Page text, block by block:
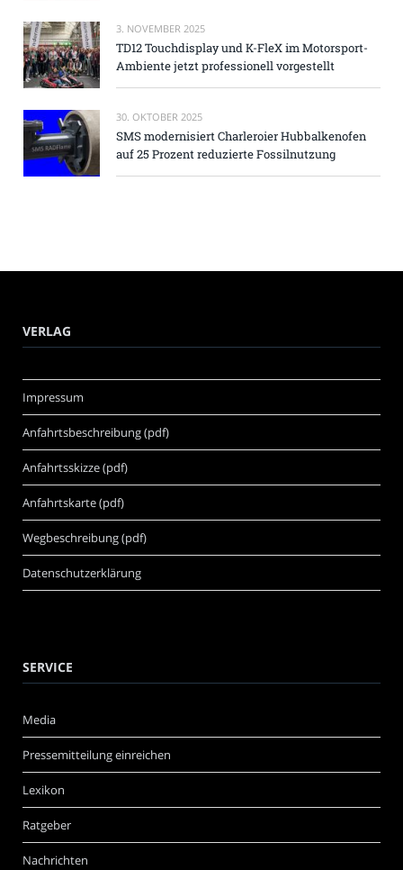
3. NOVEMBER 2025
TD12 Touchdisplay und K-FleX im Motorsport-
Ambiente jetzt professionell vorgestellt
30. OKTOBER 2025
SMS modernisiert Charleroier Hubbalkenofen
auf 25 Prozent reduzierte Fossilnutzung
VERLAG
Impressum
Anfahrtsbeschreibung (pdf)
Anfahrtsskizze (pdf)
Anfahrtskarte (pdf)
Wegbeschreibung (pdf)
Datenschutzerklärung
SERVICE
Media
Pressemitteilung einreichen
Lexikon
Ratgeber
Nachrichten